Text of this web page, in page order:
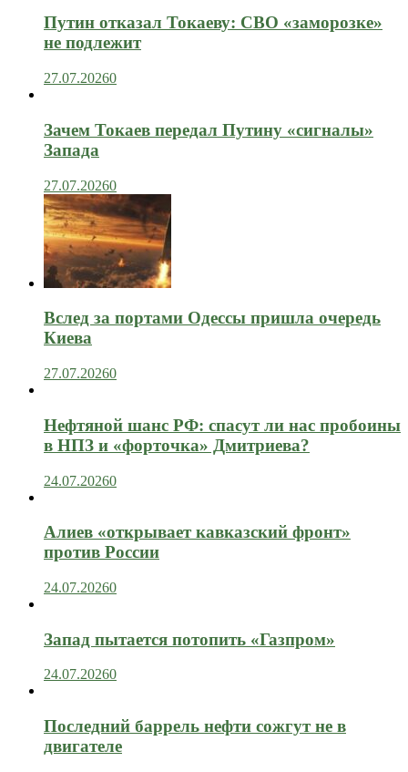
Путин отказал Токаеву: СВО «заморозке»
не подлежит
27.07.20260
Зачем Токаев передал Путину «сигналы»
Запада
27.07.20260
Вслед за портами Одессы пришла очередь
Киева
27.07.20260
Нефтяной шанс РФ: спасут ли нас пробоины
в НПЗ и «форточка» Дмитриева?
24.07.20260
Алиев «открывает кавказский фронт»
против России
24.07.20260
Запад пытается потопить «Газпром»
24.07.20260
Последний баррель нефти сожгут не в
двигателе